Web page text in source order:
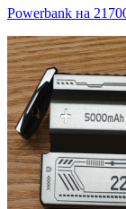
Powerbank на